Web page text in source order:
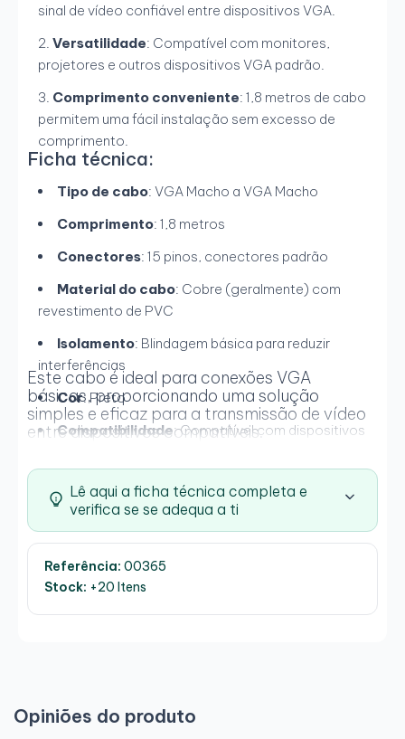
sinal de vídeo confiável entre dispositivos VGA.
Versatilidade: Compatível com monitores,
projetores e outros dispositivos VGA padrão.
Comprimento conveniente: 1,8 metros de cabo
permitem uma fácil instalação sem excesso de
comprimento.
Ficha técnica:
Tipo de cabo: VGA Macho a VGA Macho
Comprimento: 1,8 metros
Conectores: 15 pinos, conectores padrão
Material do cabo: Cobre (geralmente) com
revestimento de PVC
Isolamento: Blindagem básica para reduzir
interferências
Cor: Preto
Compatibilidade: Compatível com dispositivos
Peso: Aproximadamente 100-150 g
Este cabo é ideal para conexões VGA
básicas, proporcionando uma solução
simples e eficaz para a transmissão de vídeo
entre dispositivos compatíveis.
Lê aqui a ficha técnica completa e
verifica se se adequa a ti
Referência: 00365
Stock: +20 Itens
Opiniões do produto